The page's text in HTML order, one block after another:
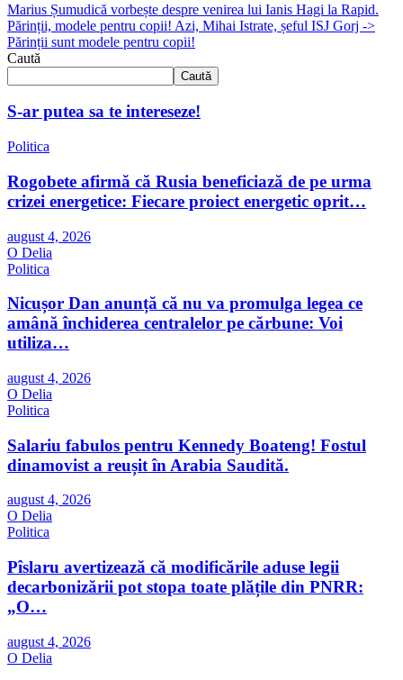
Marius Șumudică vorbește despre venirea lui Ianis Hagi la Rapid.
Părinții, modele pentru copii! Azi, Mihai Istrate, șeful ISJ Gorj ->
Părinții sunt modele pentru copii!
Caută
Caută
S-ar putea sa te intereseze!
Politica
Rogobete afirmă că Rusia beneficiază de pe urma
crizei energetice: Fiecare proiect energetic oprit…
august 4, 2026
O Delia
Politica
Nicușor Dan anunță că nu va promulga legea ce
amână închiderea centralelor pe cărbune: Voi
utiliza…
august 4, 2026
O Delia
Politica
Salariu fabulos pentru Kennedy Boateng! Fostul
dinamovist a reușit în Arabia Saudită.
august 4, 2026
O Delia
Politica
Pîslaru avertizează că modificările aduse legii
decarbonizării pot stopa toate plățile din PNRR:
„O…
august 4, 2026
O Delia